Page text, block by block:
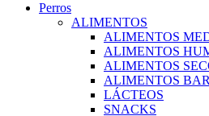
Perros
ALIMENTOS
ALIMENTOS
ALIMENTOS
ALIMENTOS
ALIMENTOS
LÁCTEOS
SNACKS